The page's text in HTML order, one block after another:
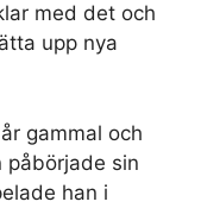
med det och
upp nya
gammal och
påbörjade sin
han i